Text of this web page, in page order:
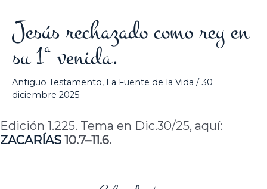
Jesús rechazado como rey en
su 1ª venida.
Antiguo Testamento, La Fuente de la Vida /30
diciembre 2025
Edición 1.225. Tema en Dic.30/25, aquí:
ZACARÍAS 10.7–11.6.